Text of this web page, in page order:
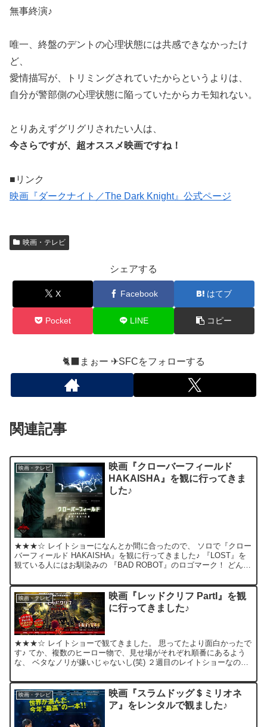
無事終演♪
唯一、終盤のデントの心理状態には共感できなかったけ
ど、
愛情描写が、トリミングされていたからというよりは、
自分が警部側の心理状態に陥っていたからカモ知れない。
とりあえずグリグリされたい人は、
今さらですが、超オススメ映画ですね！
■リンク
映画『ダークナイト／The Dark Knight』公式ページ
映画・テレビ
シェアする
X Facebook はてブ
Pocket LINE コピー
🐈‍⬛まぉー ✈︎SFCをフォローする
関連記事
映画・テレビ
映画『クローバーフィールド
HAKAISHA』を観に行ってきま
した♪
★★★☆ レイトショーになんとか間に合ったので、 ソロで『クロー
バーフィールド HAKAISHA』を観に行ってきました♪ 『LOST』を
観ている人にはお馴染みの 『BAD ROBOT』のロゴマーク！ どんな
映画・テレビ
映画『レッドクリフ PartI』を観
に行ってきました♪
★★★☆ レイトショーで観てきました。 思ってたより面白かったで
す♪ てか、複数のヒーロー物で、見せ場がそれぞれ順番にあるよう
な、 ベタなノリが嫌いじゃないし(笑) ２週目のレイトショーなの
映画・テレビ
映画『スラムドッグ＄ミリオネ
ア』をレンタルで観ました♪